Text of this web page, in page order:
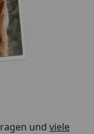
und viele